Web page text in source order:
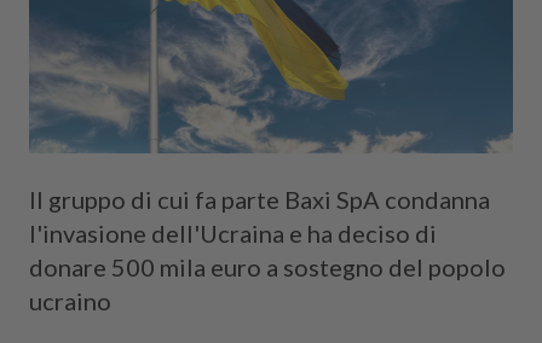
Il gruppo di cui fa parte Baxi SpA condanna
l'invasione dell'Ucraina e ha deciso di
donare 500 mila euro a sostegno del popolo
ucraino